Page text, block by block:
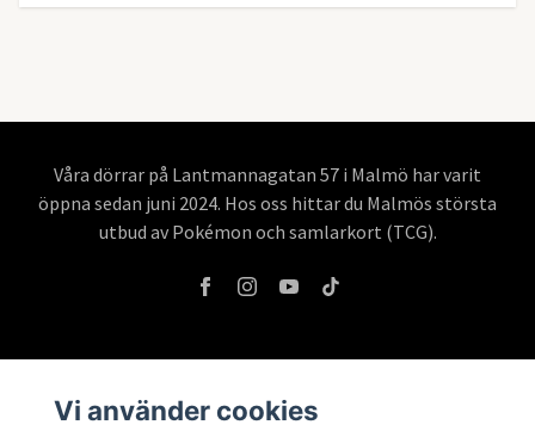
Våra dörrar på Lantmannagatan 57 i Malmö har varit
öppna sedan juni 2024. Hos oss hittar du Malmös största
utbud av Pokémon och samlarkort (TCG).
Vi använder cookies